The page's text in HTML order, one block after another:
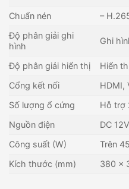
Chuẩn nén
–
Độ phân giải ghi
hình
Ghi
Độ phân giải hiển thị
Hiển
Cổng kết nối
HDMI,
Số lượng ổ cứng
Hỗ trợ
Nguồn điện
DC 12V
Công suất (W)
Trên
Kích thước (mm)
380 x